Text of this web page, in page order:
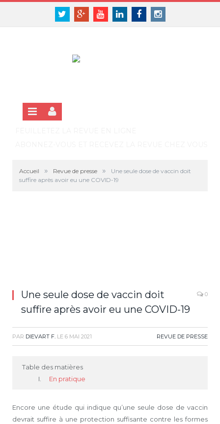
Panneau de gestion des cookies
TwitterGoogle+YoutubeLinkedinFacebookInstagram
SE CONNECTER
Accueil » Revue de presse »
Une seule dose de vaccin doit
suffire après avoir eu une COVID-19
Une seule dose de vaccin doit
suffire après avoir eu une COVID-19
0
PAR DIEVART F. LE 6 MAI 2021 REVUE DE PRESSE
Table des matières
En pratique
Encore une étude qui indique qu’une seule dose de vaccin
devrait suffire à une protection suffisante contre les formes